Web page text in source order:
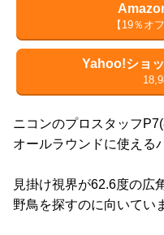
【19％オ
Yahoo!ショ
ニコンのプロスタッフ
オールラウンドに使える
見掛け視界が62.6度の広
野鳥を探すのに向いてい